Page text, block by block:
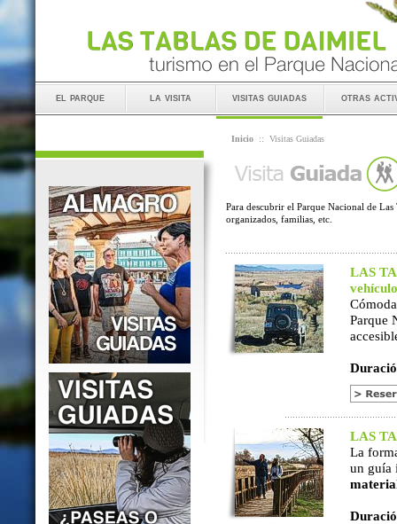
el parque la visita visitas guiadas otras
Inicio :: Visitas Guiadas
Para descubrir el Parque Nacional de
organizados, familias, etc.
LAS
vehículo
Parque
LAS
La
un guía